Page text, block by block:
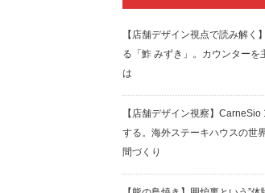
【店舗デザイン視点で読み解く
る「鮓 みずき」。カウンターを
は
【店舗デザイン視察】CarneSio
する。海外ステーキハウスの世
間づくり